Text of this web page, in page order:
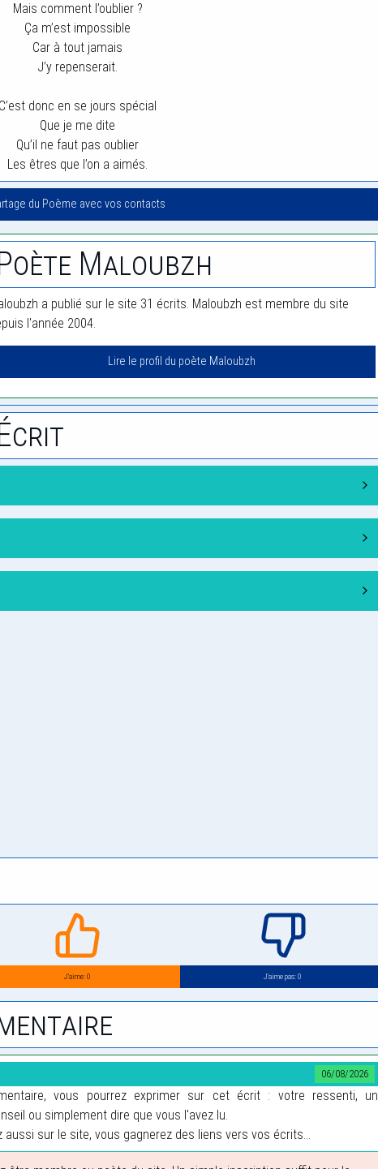
Mais comment l’oublier ?
Ça m’est impossible
Car à tout jamais
J’y repenserait.
C’est donc en se jours spécial
Que je me dite
Qu’il ne faut pas oublier
Les êtres que l’on a aimés.
du Poème avec vos contacts
Maloubzh
a publié sur le site 31 écrits. Maloubzh est membre du site
l'année 2004.
Lire le profil du poète Maloubzh
J’aime: 0 J’aime pas: 0
06/08/2026
vous pourrez exprimer sur cet écrit : votre ressenti, un
ou simplement dire que vous l'avez lu.
sur le site, vous gagnerez des liens vers vos écrits...